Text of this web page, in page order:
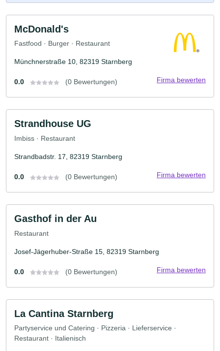
McDonald's
Fastfood · Burger · Restaurant
Münchnerstraße 10, 82319 Starnberg
0.0 (0 Bewertungen) Firma bewerten
Strandhouse UG
Imbiss · Restaurant
Strandbadstr. 17, 82319 Starnberg
0.0 (0 Bewertungen) Firma bewerten
Gasthof in der Au
Restaurant
Josef-Jägerhuber-Straße 15, 82319 Starnberg
0.0 (0 Bewertungen) Firma bewerten
La Cantina Starnberg
Partyservice und Catering · Pizzeria · Lieferservice ·
Restaurant · Italienisch